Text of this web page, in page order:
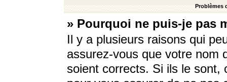
Problèmes
» Pourquoi ne puis-je pas
Il y a plusieurs raisons qui
assurez-vous que votre nom
soient corrects. Si ils le sont,